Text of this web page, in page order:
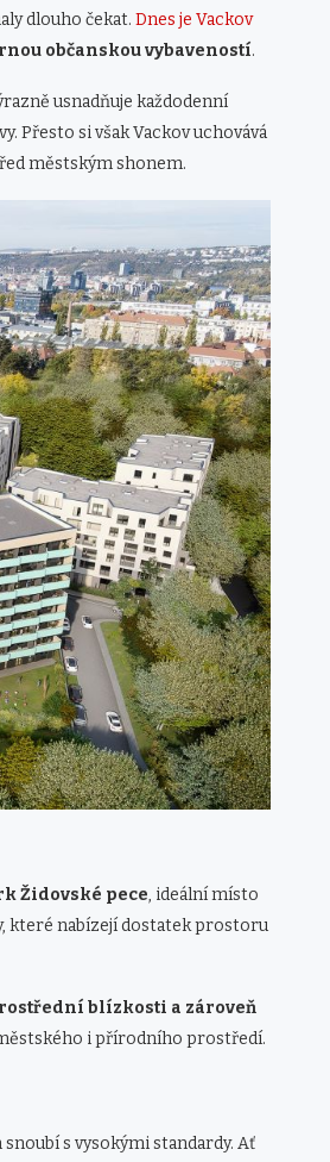
dlouho čekat. Dnes je Vackov
občanskou vybaveností.
usnadňuje každodenní
Přesto si však Vackov uchovává
městským shonem.
Židovské pece, ideální místo
které nabízejí dostatek prostoru
blízkosti a zároveň
i přírodního prostředí.
s vysokými standardy. Ať